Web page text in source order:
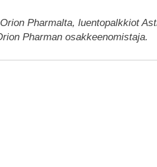
Pharmalta, luentopalkkiot
Pharman osakkeenomistaja.